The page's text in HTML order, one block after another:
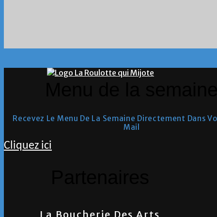
Recevez Le Menu De La Semaine Directement Dans
Mail
Cliquez ici
La Boucherie Des Arts